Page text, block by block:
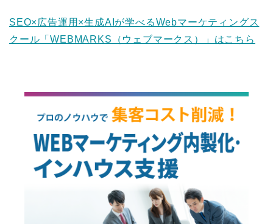
SEO×広告運用×生成AIが学べるWebマーケティングス
クール「WEBMARKS（ウェブマークス）」はこちら